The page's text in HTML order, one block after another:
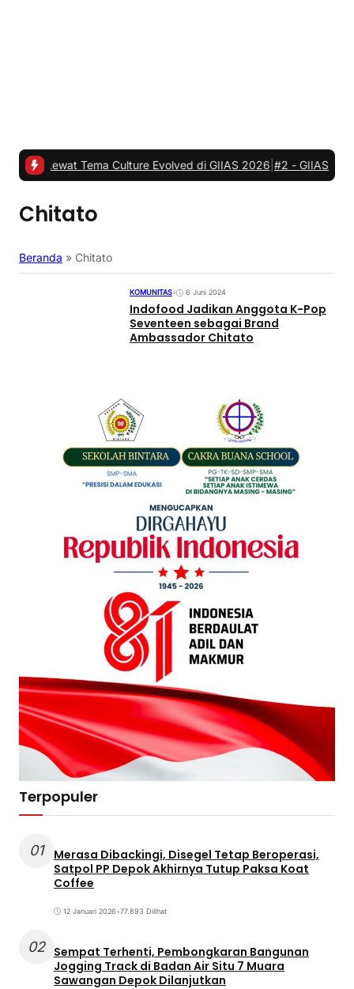
Tema Culture Evolved di GIIAS 2026| #2 -GIIAS 2026, JETOUR
Chitato
Beranda » Chitato
KOMUNITAS• 6 Juni 2024
Indofood Jadikan Anggota K-Pop
Seventeen sebagai Brand
Ambassador Chitato
Terpopuler
01
Merasa Dibackingi, Disegel Tetap Beroperasi,
Satpol PP Depok Akhirnya Tutup Paksa Koat
Coffee
12 Januari 2026•77.893 Dilihat
02 Sempat Terhenti, Pembongkaran Bangunan
Jogging Track di Badan Air Situ 7 Muara
Sawangan Depok Dilanjutkan